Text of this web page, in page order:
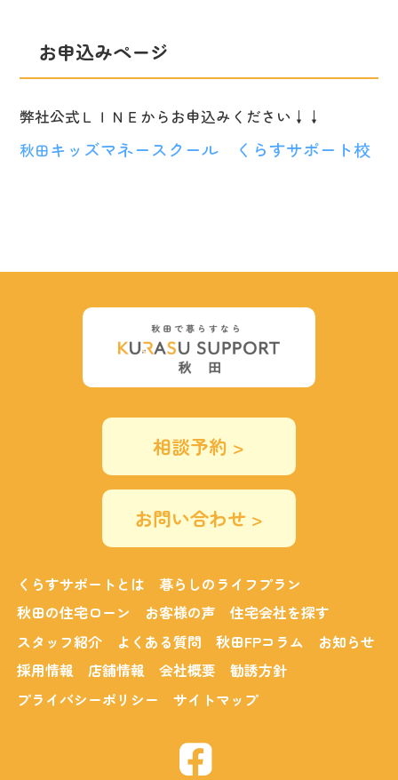
お申込みページ
弊社公式ＬＩＮＥからお申込みください↓↓
秋田キッズマネースクール くらすサポート校
相談予約 >
お問い合わせ >
くらすサポートとは
暮らしのライフプラン
秋田の住宅ローン
お客様の声
住宅会社を探す
スタッフ紹介
よくある質問 秋田FPコラム
お知らせ
採用情報
店舗情報 会社概要
勧誘方針
プライバシーポリシー
サイトマップ